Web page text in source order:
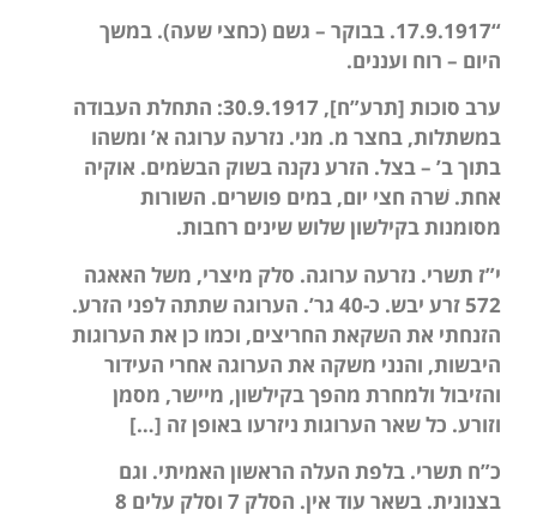
“17.9.1917. בבוקר – גשם (כחצי שעה). במשך
היום – רוח ועננים.
ערב סוכות [תרע”ח], 30.9.1917: התחלת העבודה
במשתלות, בחצר מ. מני. נזרעה ערוגה א’ ומשהו
בתוך ב’ – בצל. הזרע נקנה בשוק הבשׂמים. אוקיה
אחת. שׁרה חצי יום, במים פושרים. השורות
מסומנות בקילשון שלוש שינים רחבות.
י”ז תשרי. נזרעה ערוגה. סלק מיצרי, משל האאגה
572 זרע יבש. כ-40 גר’. הערוגה שתתה לפני הזרע.
הזנחתי את השקאת החריצים, וכמו כן את הערוגות
היבשות, והנני משקה את הערוגה אחרי העידור
והזיבול ולמחרת מהפך בקילשון, מיישר, מסמן
וזורע. כל שאר הערוגות ניזרעו באופן זה […]
כ”ח תשרי. בלפת העלה הראשון האמיתי. וגם
בצנונית. בשאר עוד אין. הסלק 7 וסלק עלים 8